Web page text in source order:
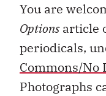
You are
Optionsarticle
periodicals,
Commons/No
Photographs